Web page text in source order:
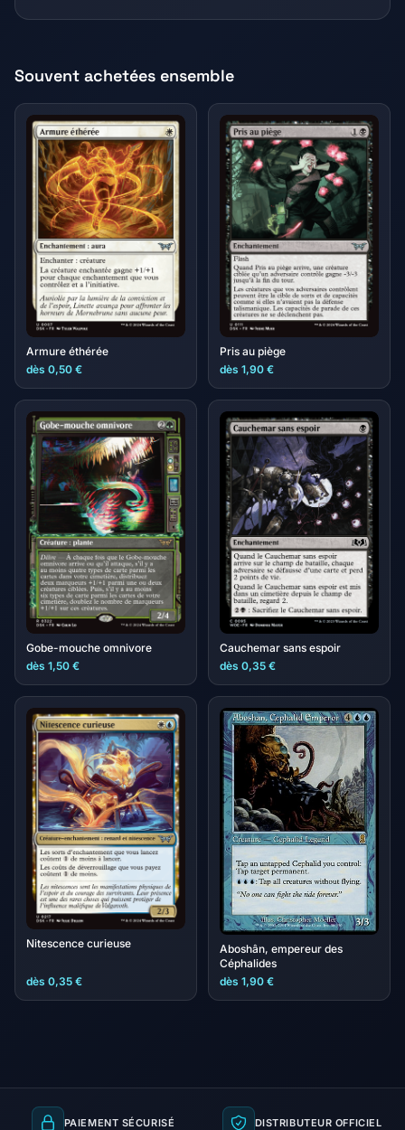
Souvent achetées ensemble
Armure éthérée
dès 0,50 €
Pris au piège
dès 1,90 €
Gobe-mouche omnivore
dès 1,50 €
Cauchemar sans espoir
dès 0,35 €
Nitescence curieuse
dès 0,35 €
Aboshân, empereur des
Céphalides
dès 1,90 €
PAIEMENT SÉCURISÉ DISTRIBUTEUR OFFICIEL